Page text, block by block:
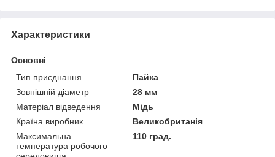
Характеристики
Основні
Тип приєднання
Пайка
Зовнішній діаметр
28 мм
Матеріал відведення
Мідь
Країна виробник
Великобританія
Максимальна
температура робочого
110 град.